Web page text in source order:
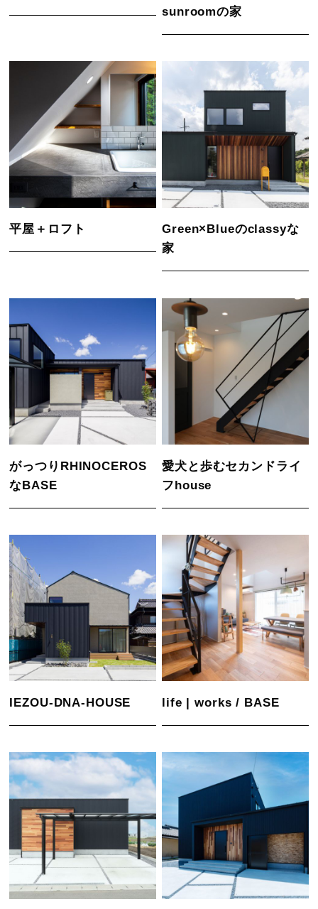
sunroomの家
平屋＋ロフト
Green×Blueのclassyな
家
がっつりRHINOCEROS
なBASE
愛犬と歩むセカンドライ
フhouse
IEZOU-DNA-HOUSE life | works / BASE